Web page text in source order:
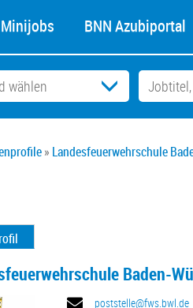
Minijobs BNN Azubiportal
Landesfeuerwehrschule
Baden-
poststelle@fws.bwl.de